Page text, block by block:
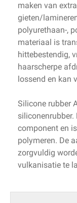
maken van
gieten/
polyurethaan-,
materiaal is
hittebestendig,
haarscherpe
lossend en kan
Silicone rubber
siliconenrubber.
component en
polymeren. De
zorgvuldig
vulkanisatie te